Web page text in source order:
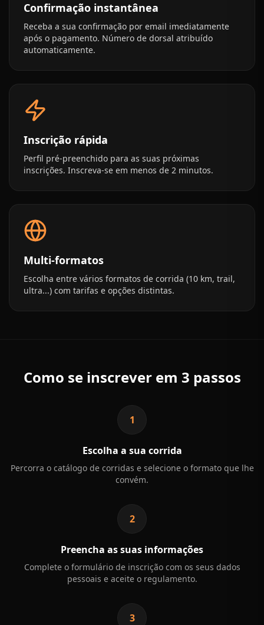
Confirmação instantânea
Receba a sua confirmação por email imediatamente
após o pagamento. Número de dorsal atribuído
automaticamente.
Inscrição rápida
Perfil pré-preenchido para as suas próximas
inscrições. Inscreva-se em menos de 2 minutos.
Multi-formatos
Escolha entre vários formatos de corrida (10 km, trail,
ultra...) com tarifas e opções distintas.
Como se inscrever em 3 passos
1
Escolha a sua corrida
Percorra o catálogo de corridas e selecione o formato que lhe
convém.
2
Preencha as suas informações
Complete o formulário de inscrição com os seus dados
pessoais e aceite o regulamento.
3